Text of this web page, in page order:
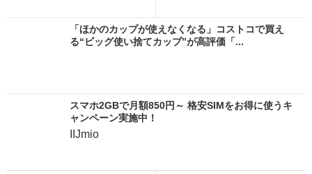
「ほかのカップが使えなくなる」コストコで買え
る“ビッグ使い捨てカップ”が高評価「...
スマホ2GBで月額850円～ 格安SIMをお得に使うキ
ャンペーン実施中！
IIJmio